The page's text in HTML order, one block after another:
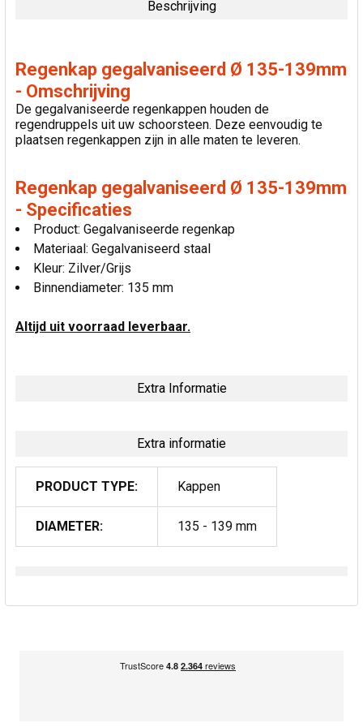
VOEG
GESELECTEERDE
TOE AAN
WINKELWAGEN
Beschrijving
Regenkap gegalvaniseerd Ø 135-139mm
- Omschrijving
De gegalvaniseerde regenkappen houden de
regendruppels uit uw schoorsteen. Deze eenvoudig te
plaatsen regenkappen zijn in alle maten te leveren.
Regenkap gegalvaniseerd Ø 135-139mm
- Specificaties
Product: Gegalvaniseerde regenkap
Materiaal: Gegalvaniseerd staal
Kleur: Zilver/Grijs
Binnendiameter: 135 mm
Altijd uit voorraad leverbaar.
Extra Informatie
Extra informatie
PRODUCT TYPE: Kappen
DIAMETER: 135 - 139 mm